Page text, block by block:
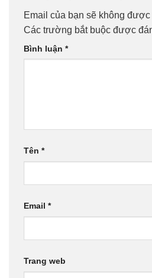
Email của bạn sẽ không
Các trường bắt buộc được
Bình luận *
Tên *
Email *
Trang web